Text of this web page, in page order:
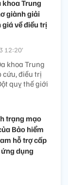
khoa Trung
giành giải
về điều trị
12:20’
khoa Trung
cứu, điều trị
quỵ thế giới
trạng mạo
Bảo hiểm
hỗ trợ cấp
dụng